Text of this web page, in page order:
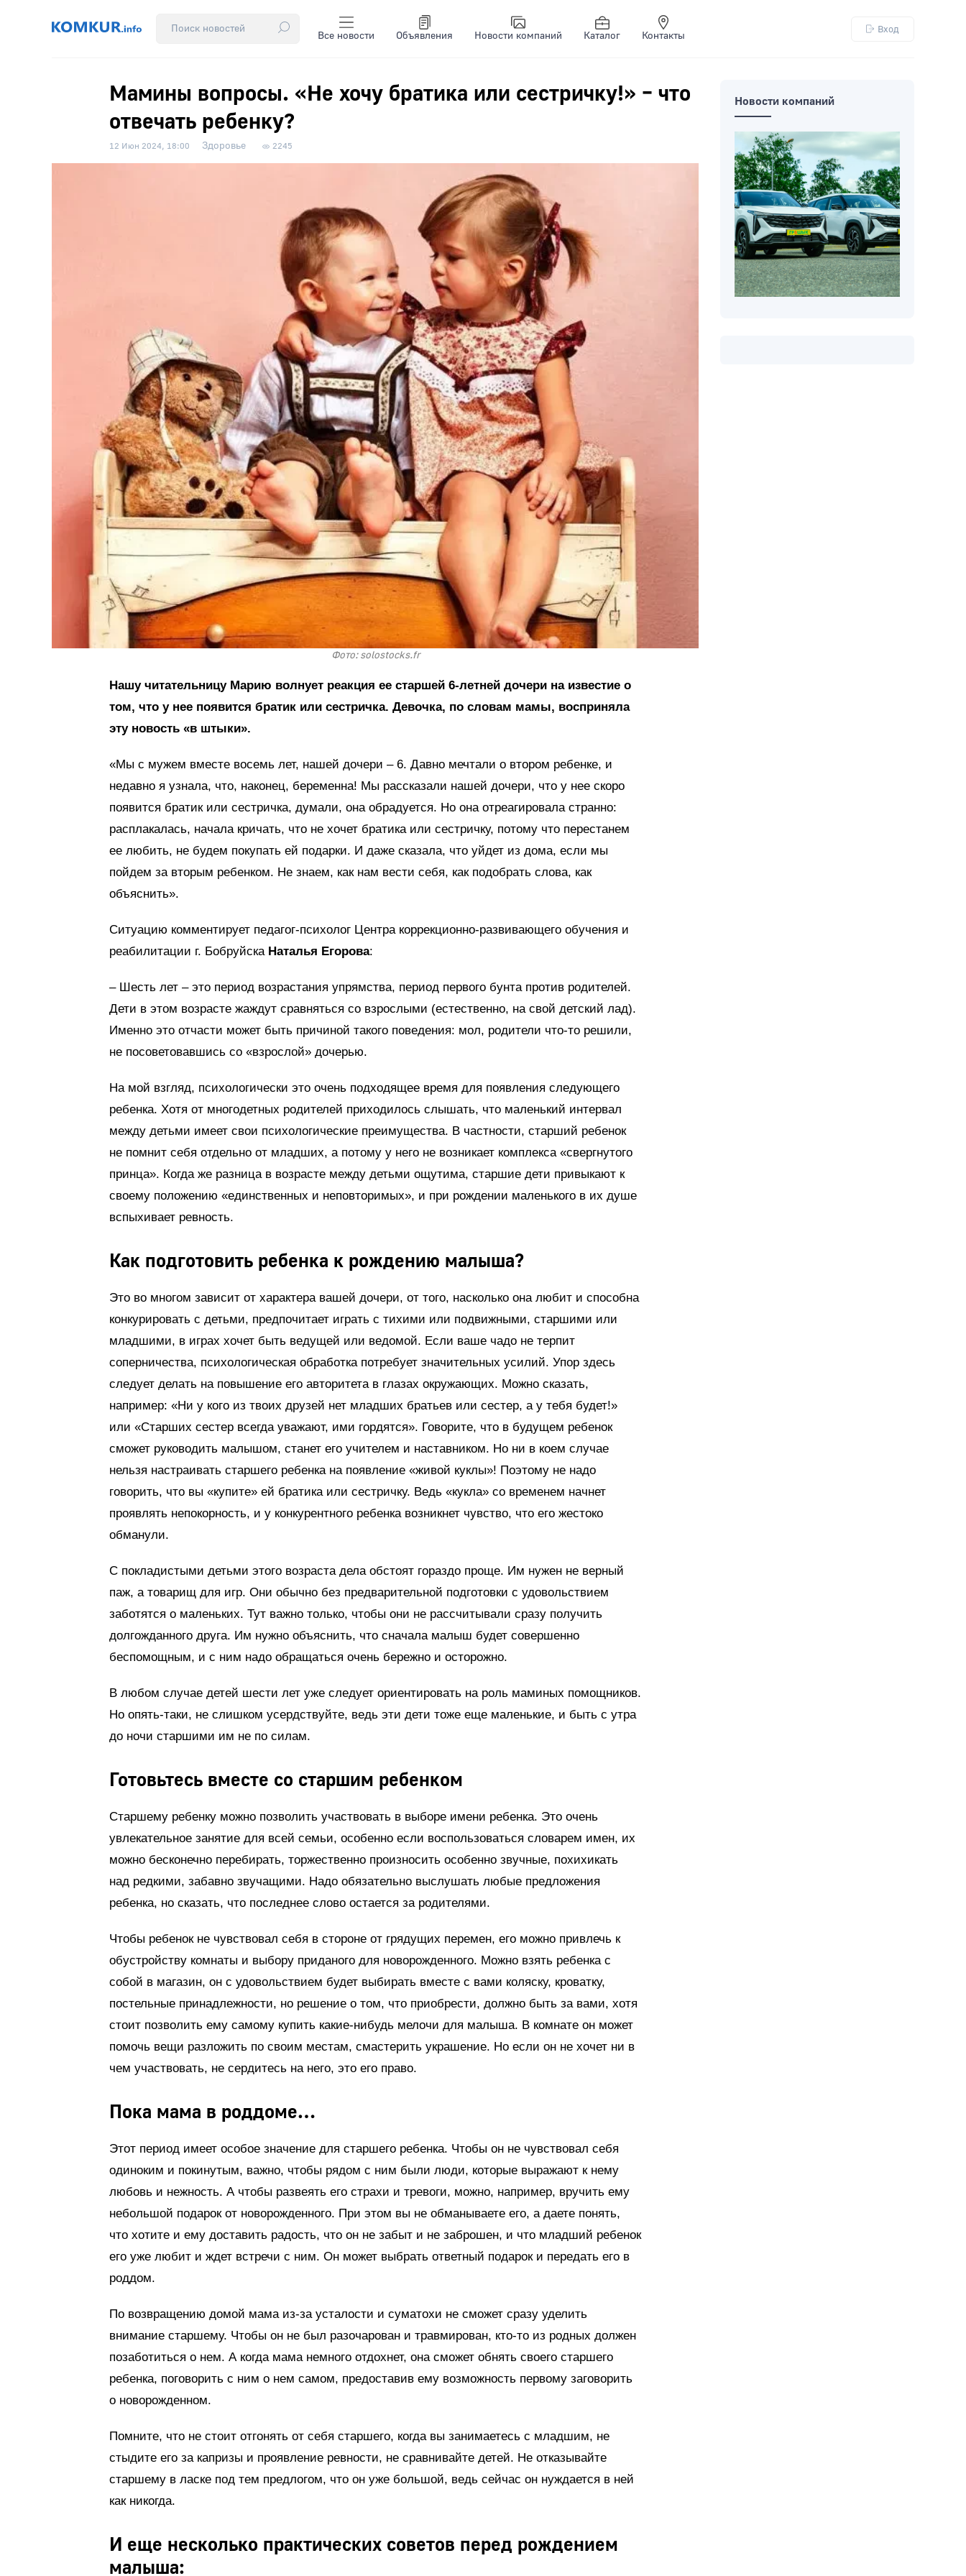
Все новости Объявления Новости компаний Каталог Контакты
Вход
Мамины вопросы. «Не хочу братика или сестричку!» – что
отвечать ребенку?
12 Июн 2024, 18:00 Здоровье 2245
Фото: solostocks.fr
Нашу читательницу Марию волнует реакция ее старшей 6-летней дочери на известие о
том, что у нее появится братик или сестричка. Девочка, по словам мамы, восприняла
эту новость «в штыки».
«Мы с мужем вместе восемь лет, нашей дочери – 6. Давно мечтали о втором ребенке, и
недавно я узнала, что, наконец, беременна! Мы рассказали нашей дочери, что у нее скоро
появится братик или сестричка, думали, она обрадуется. Но она отреагировала странно:
расплакалась, начала кричать, что не хочет братика или сестричку, потому что перестанем
ее любить, не будем покупать ей подарки. И даже сказала, что уйдет из дома, если мы
пойдем за вторым ребенком. Не знаем, как нам вести себя, как подобрать слова, как
объяснить».
Ситуацию комментирует педагог-психолог Центра коррекционно-развивающего обучения и
реабилитации г. Бобруйска Наталья Егорова:
– Шесть лет – это период возрастания упрямства, период первого бунта против родителей.
Дети в этом возрасте жаждут сравняться со взрослыми (естественно, на свой детский лад).
Именно это отчасти может быть причиной такого поведения: мол, родители что-то решили,
не посоветовавшись со «взрослой» дочерью.
На мой взгляд, психологически это очень подходящее время для появления следующего
ребенка. Хотя от многодетных родителей приходилось слышать, что маленький интервал
между детьми имеет свои психологические преимущества. В частности, старший ребенок
не помнит себя отдельно от младших, а потому у него не возникает комплекса «свергнутого
принца». Когда же разница в возрасте между детьми ощутима, старшие дети привыкают к
своему положению «единственных и неповторимых», и при рождении маленького в их душе
вспыхивает ревность.
Как подготовить ребенка к рождению малыша?
Это во многом зависит от характера вашей дочери, от того, насколько она любит и способна
конкурировать с детьми, предпочитает играть с тихими или подвижными, старшими или
младшими, в играх хочет быть ведущей или ведомой. Если ваше чадо не терпит
соперничества, психологическая обработка потребует значительных усилий. Упор здесь
следует делать на повышение его авторитета в глазах окружающих. Можно сказать,
например: «Ни у кого из твоих друзей нет младших братьев или сестер, а у тебя будет!»
или «Старших сестер всегда уважают, ими гордятся». Говорите, что в будущем ребенок
сможет руководить малышом, станет его учителем и наставником. Но ни в коем случае
нельзя настраивать старшего ребенка на появление «живой куклы»! Поэтому не надо
говорить, что вы «купите» ей братика или сестричку. Ведь «кукла» со временем начнет
проявлять непокорность, и у конкурентного ребенка возникнет чувство, что его жестоко
обманули.
С покладистыми детьми этого возраста дела обстоят гораздо проще. Им нужен не верный
паж, а товарищ для игр. Они обычно без предварительной подготовки с удовольствием
заботятся о маленьких. Тут важно только, чтобы они не рассчитывали сразу получить
долгожданного друга. Им нужно объяснить, что сначала малыш будет совершенно
беспомощным, и с ним надо обращаться очень бережно и осторожно.
В любом случае детей шести лет уже следует ориентировать на роль маминых помощников.
Но опять-таки, не слишком усердствуйте, ведь эти дети тоже еще маленькие, и быть с утра
до ночи старшими им не по силам.
Готовьтесь вместе со старшим ребенком
Старшему ребенку можно позволить участвовать в выборе имени ребенка. Это очень
увлекательное занятие для всей семьи, особенно если воспользоваться словарем имен, их
можно бесконечно перебирать, торжественно произносить особенно звучные, похихикать
над редкими, забавно звучащими. Надо обязательно выслушать любые предложения
ребенка, но сказать, что последнее слово остается за родителями.
Чтобы ребенок не чувствовал себя в стороне от грядущих перемен, его можно привлечь к
обустройству комнаты и выбору приданого для новорожденного. Можно взять ребенка с
собой в магазин, он с удовольствием будет выбирать вместе с вами коляску, кроватку,
постельные принадлежности, но решение о том, что приобрести, должно быть за вами, хотя
стоит позволить ему самому купить какие-нибудь мелочи для малыша. В комнате он может
помочь вещи разложить по своим местам, смастерить украшение. Но если он не хочет ни в
чем участвовать, не сердитесь на него, это его право.
Пока мама в роддоме…
Этот период имеет особое значение для старшего ребенка. Чтобы он не чувствовал себя
одиноким и покинутым, важно, чтобы рядом с ним были люди, которые выражают к нему
любовь и нежность. А чтобы развеять его страхи и тревоги, можно, например, вручить ему
небольшой подарок от новорожденного. При этом вы не обманываете его, а даете понять,
что хотите и ему доставить радость, что он не забыт и не заброшен, и что младший ребенок
его уже любит и ждет встречи с ним. Он может выбрать ответный подарок и передать его в
роддом.
По возвращению домой мама из-за усталости и суматохи не сможет сразу уделить
внимание старшему. Чтобы он не был разочарован и травмирован, кто-то из родных должен
позаботиться о нем. А когда мама немного отдохнет, она сможет обнять своего старшего
ребенка, поговорить с ним о нем самом, предоставив ему возможность первому заговорить
о новорожденном.
Помните, что не стоит отгонять от себя старшего, когда вы занимаетесь с младшим, не
стыдите его за капризы и проявление ревности, не сравнивайте детей. Не отказывайте
старшему в ласке под тем предлогом, что он уже большой, ведь сейчас он нуждается в ней
как никогда.
И еще несколько практических советов перед рождением
малыша:
Новости компаний